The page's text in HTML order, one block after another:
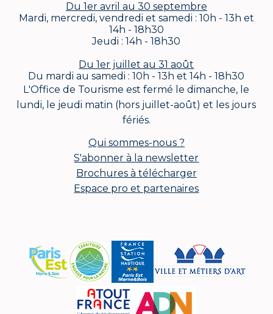
Du 1er avril au 30 septembre
Mardi, mercredi, vendredi et samedi : 10h - 13h et
14h - 18h30
Jeudi : 14h - 18h30
Du 1er juillet au 31 août
Du mardi au samedi : 10h - 13h et 14h - 18h30
L'Office de Tourisme est fermé le dimanche, le
lundi, le jeudi matin (hors juillet-août) et les jours
fériés.
Qui sommes-nous ?
S'abonner à la newsletter
Brochures à télécharger
Espace pro et partenaires